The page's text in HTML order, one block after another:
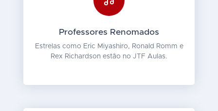
Professores Renomados
Estrelas como Eric Miyashiro, Ronald Romm e
Rex Richardson estão no JTF Aulas.